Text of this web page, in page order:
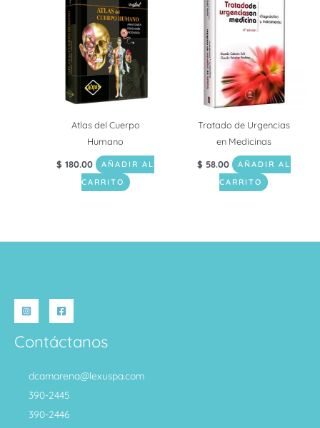
Atlas del Cuerpo
Humano
$ 180.00
AÑADIR AL
CARRITO
Tratado de Urgencias
en Medicinas
$ 58.00
AÑADIR AL
CARRITO
Contáctanos
dcamarena@lexuspa.com
390-2445
390-2446